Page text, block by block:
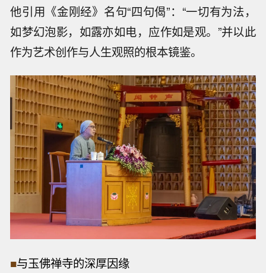
他引用《金刚经》名句“四句偈”：“一切有为法，
如梦幻泡影，如露亦如电，应作如是观。”并以此
作为艺术创作与人生观照的根本镜鉴。
■与玉佛禅寺的深厚因缘